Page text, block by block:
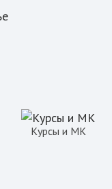
Курсы и МК